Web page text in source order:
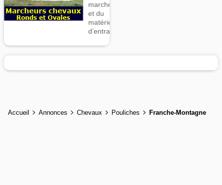
marcheurs
et du
matériel
d’entrainement
Accueil Annonces Chevaux Pouliches Franche-Montagne